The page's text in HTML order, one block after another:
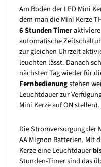
Am Boden der LED Mini
dem man die Mini Kerze
6 Stunden Timer
automatische
zur gleichen Uhrzeit
leuchten lässt. Danach
nächsten Tag wieder für
Fernbedienungstehen
Leuchtdauer zur
Mini Kerze auf ON stellen).
Die Stromversorgung der
AA Mignon Batterien. Mit
Kerze eine Leuchtdauer
Stunden-Timer sind das